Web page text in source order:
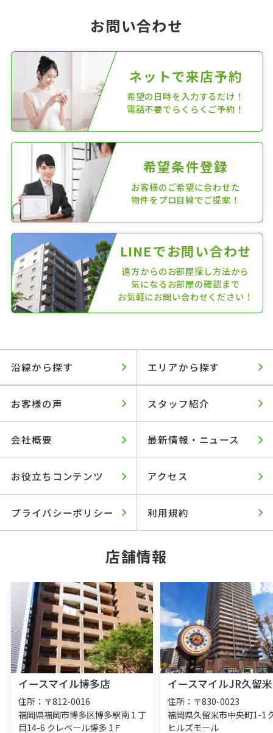
お問い合わせ
ネットで来店予約
希望の日時を入力するだけ！
電話不要でらくらくご予約！
希望条件登録
お客様のご希望に合わせた
物件をプロ目線でご提案！
LINEでお問い合わせ
遠方からのお部屋探し方法から
気になるお部屋の確認まで
お気軽にお問い合わせください！
沿線から探す エリアから探す
お客様の声 スタッフ紹介
会社概要 最新情報・ニュース
お役立ちコンテンツ アクセス
プライバシーポリシー 利用規約
店舗情報
イースマイル博多店
住所：〒812-0016
福岡県福岡市博多区博多駅南１丁
目14-6 クレベール博多 1Ｆ
イースマイルJR久留
住所：〒830-0023
福岡県久留米市中央町1-1
ヒルズモール